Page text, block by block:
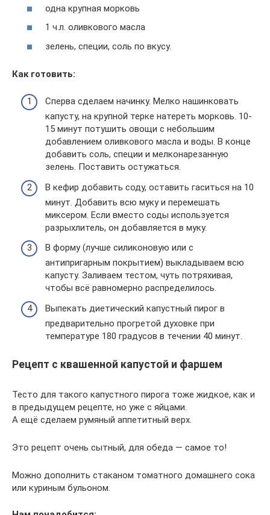
одна крупная морковь
1 ч.л. оливкового масла
зелень, специи, соль по вкусу.
Как готовить:
Сперва сделаем начинку. Мелко нашинковать
капусту, на крупной терке натереть морковь. 10-
15 минут потушить овощи с небольшим
добавлением оливкового масла и воды. В конце
добавить соль, специи и мелконарезанную
зелень. Поставить остужаться.
В кефир добавить соду, оставить гаситься на 10
минут. Добавить всю муку и перемешать
миксером. Если вместо соды используется
разрыхлитель, он добавляется в муку.
В форму (лучше силиконовую или с
антипригарным покрытием) выкладываем всю
капусту. Заливаем тестом, чуть потряхивая,
чтобы всё равномерно распределилось.
Выпекать диетический капустный пирог в
предварительно прогретой духовке при
температуре 180 градусов в течении 40 минут.
Рецепт с квашенной капустой и фаршем
Тесто для такого капустного пирога тоже жидкое, как и
в предыдущем рецепте, но уже с яйцами.
А ещё сделаем румяный аппетитный верх.
Это рецепт очень сытный, для обеда — самое то!
Можно дополнить стаканом томатного домашнего сока
или куриным бульоном.